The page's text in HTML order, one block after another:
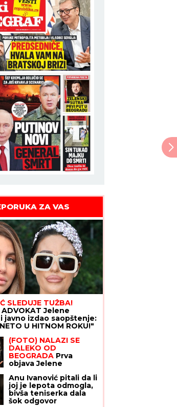
ZA VAS
SLEDUJE TUŽBA!
Jelene
javno izdao saopštenje:
U HITNOM ROKU!"
(FOTO) NALAZI SE
DALEKO OD
BEOGRADA Prva
objava Jelene
joj je Ana Nikolić
pretila zbog Raleta -
poslala joj jezive
poruke
Anu Ivanović pitali da li
joj je lepota odmogla,
bivša teniserka dala
šok odgovor